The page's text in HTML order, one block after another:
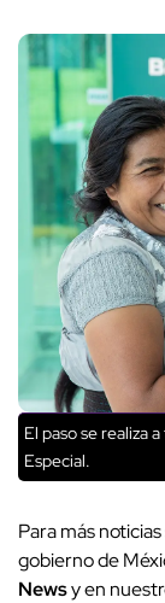
El paso se realiza
Especial.
Para más
gobierno de
Newsy en